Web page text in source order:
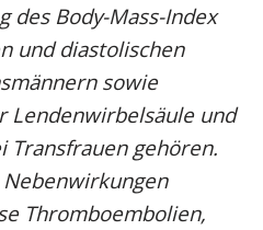
des Body-Mass-Index
und diastolischen
sowie
Lendenwirbelsäule und
Transfrauen gehören.
Thromboembolien,